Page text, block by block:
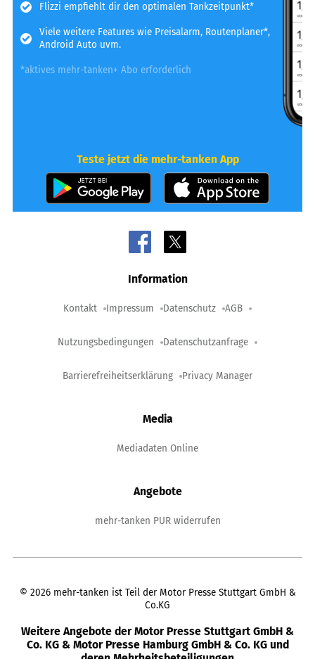
Flizzi empfiehlt dir den optimalen Tankzeitpunkt*
Viele weitere Features wie Preisalarm, Routenplaner*,
Android Auto uvm.
*aktives mehr-tanken+ Abo erforderlich
Teste jetzt die mehr-tanken App
Information
Kontakt Impressum Datenschutz AGB
Nutzungsbedingungen Datenschutzanfrage
Barrierefreiheitserklärung Privacy Manager
Media
Mediadaten Online
Angebote
mehr-tanken PUR widerrufen
© 2026 mehr-tanken ist Teil der Motor Presse Stuttgart GmbH &
Co.KG
Weitere Angebote der Motor Presse Stuttgart GmbH &
Co. KG & Motor Presse Hamburg GmbH & Co. KG und